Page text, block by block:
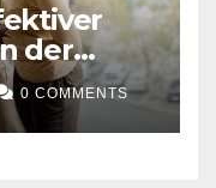
der
0 COMMENTS